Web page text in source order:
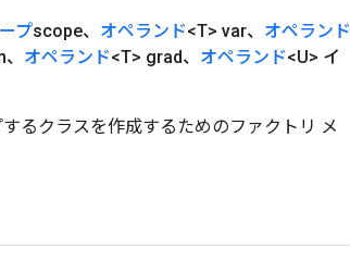
プscope、 オペランド<T> var、 オペランド
オペランド<T> grad、 オペランド<U> イ
るクラスを作成するためのファクトリ メ